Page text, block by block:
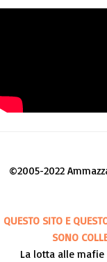
©2005-2022
QUESTO SITO E
SONO
La lotta alle